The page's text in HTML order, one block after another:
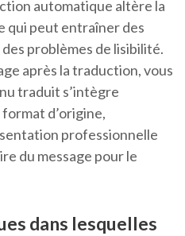
automatique altère la
qui peut entraîner des
problèmes de lisibilité.
après la traduction, vous
traduit s’intègre
d’origine,
professionnelle
du message pour le
dans lesquelles